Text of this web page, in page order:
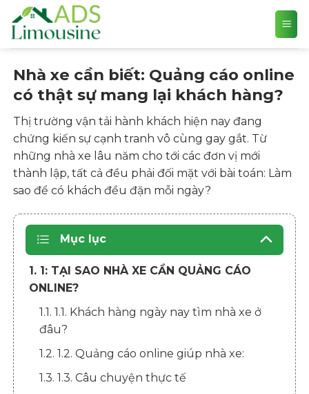
content
Nhà xe cần biết: Quảng cáo online
có thật sự mang lại khách hàng?
Thị trường vận tải hành khách hiện nay đang
chứng kiến sự cạnh tranh vô cùng gay gắt. Từ
những nhà xe lâu năm cho tới các đơn vị mới
thành lập, tất cả đều phải đối mặt với bài toán: Làm
sao để có khách đều đặn mỗi ngày?
Mục lục
1. 1: TẠI SAO NHÀ XE CẦN QUẢNG CÁO
ONLINE?
1.1. 1.1. Khách hàng ngày nay tìm nhà xe ở
đâu?
1.2. 1.2. Quảng cáo online giúp nhà xe:
1.3. 1.3. Câu chuyện thực tế